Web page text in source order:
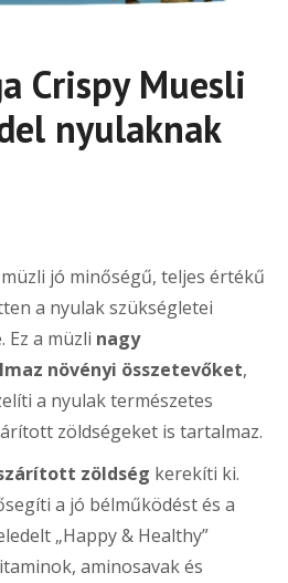
Crispy Muesli
nyulaknak
Ft
jó minőségű, teljes értékű
a nyulak szükségletei
a müzli nagy
növényi összetevőket,
a nyulak természetes
zöldségeket is tartalmaz.
zöldség kerekíti ki.
a jó bélműködést és a
„Happy & Healthy”
aminosavak és